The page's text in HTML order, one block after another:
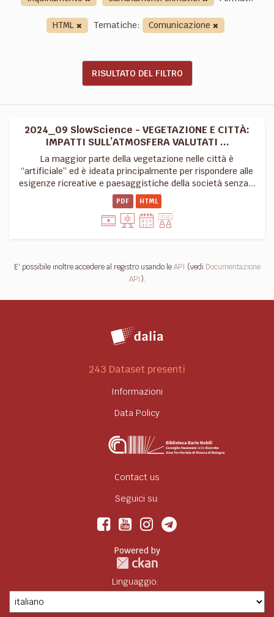
HTML
Tematiche: Comunicazione
RISULTATO DEL FILTRO
2024_09 SlowScience - VEGETAZIONE E CITTÀ:
IMPATTI SULL’ATMOSFERA VALUTATI ...
La maggior parte della vegetazione nelle città è
“artificiale” ed è ideata principalmente per rispondere alle
esigenze ricreative e paesaggistiche della società senza...
PDF HTML
E' possibile inoltre accedere al registro usando leAPI (vedi Documentazione
API).
243 Dataset presenti
Informazioni
Data Policy
Contact us
Seguici su:
Powered by
Linguaggio